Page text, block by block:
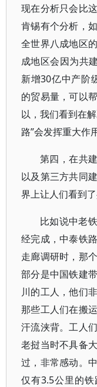
现在分析只会比
肯锡有个分析，
全世界八成地区
成地区会因为共
新增30亿中产阶
的贸易量，可以
以，我们看到在
路”会发挥重大作用
第四，在共
以及第三方共同
界上让人们看到了
比如说中老
经完成，中泰铁
走廊调研时，那
部分是中国铁建
川的工人，他们
那些工人们在搬
汗流浃背。工人
老挝当时不具备
过，非常感动。
仅有3.5公里的